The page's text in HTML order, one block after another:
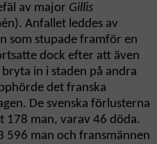
av major Gillis
Anfallet leddes av
som stupade framför en
dock efter att även
in i staden på andra
det franska
De svenska förlusterna
178 man, varav 46 döda.
596 man och fransmännen